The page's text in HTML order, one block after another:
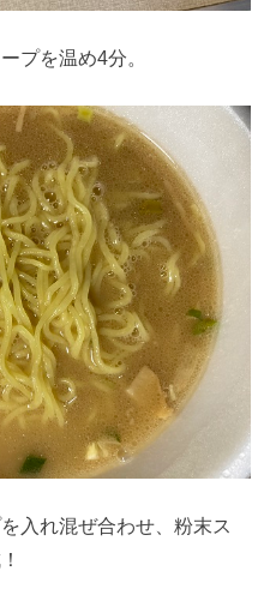
プを温め4分。
入れ混ぜ合わせ、粉末ス